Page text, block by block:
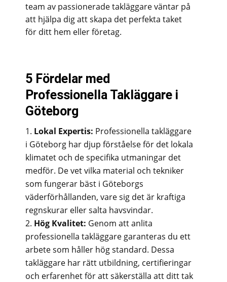
team av passionerade takläggare väntar på
att hjälpa dig att skapa det perfekta taket
för ditt hem eller företag.
5 Fördelar med
Professionella Takläggare i
Göteborg
Lokal Expertis: Professionella takläggare
i Göteborg har djup förståelse för det lokala
klimatet och de specifika utmaningar det
medför. De vet vilka material och tekniker
som fungerar bäst i Göteborgs
väderförhållanden, vare sig det är kraftiga
regnskurar eller salta havsvindar.
Hög Kvalitet: Genom att anlita
professionella takläggare garanteras du ett
arbete som håller hög standard. Dessa
takläggare har rätt utbildning, certifieringar
och erfarenhet för att säkerställa att ditt tak